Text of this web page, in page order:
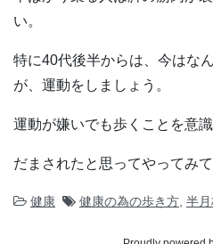
い。
特に40代後半からは、今はな
が、運動をしましょう。
運動が嫌いでも歩くことを意
だまされたと思ってやってみて
健康 健康の為の歩き方, 半